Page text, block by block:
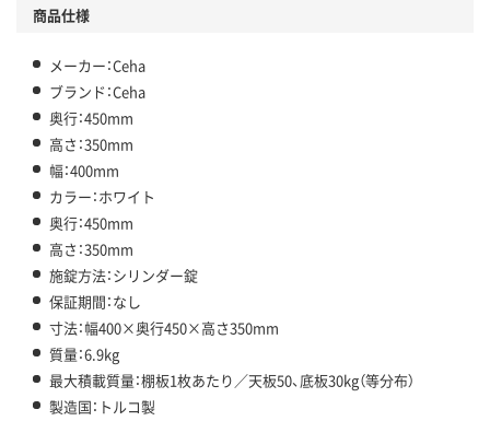
商品仕様
メーカー：Ceha
ブランド：Ceha
奥行：450mm
高さ：350mm
幅：400mm
カラー：ホワイト
奥行：450mm
高さ：350mm
施錠方法：シリンダー錠
保証期間：なし
寸法：幅400×奥行450×高さ350mm
質量：6.9kg
最大積載質量：棚板1枚あたり／天板50、底板30kg（等分布）
製造国：トルコ製